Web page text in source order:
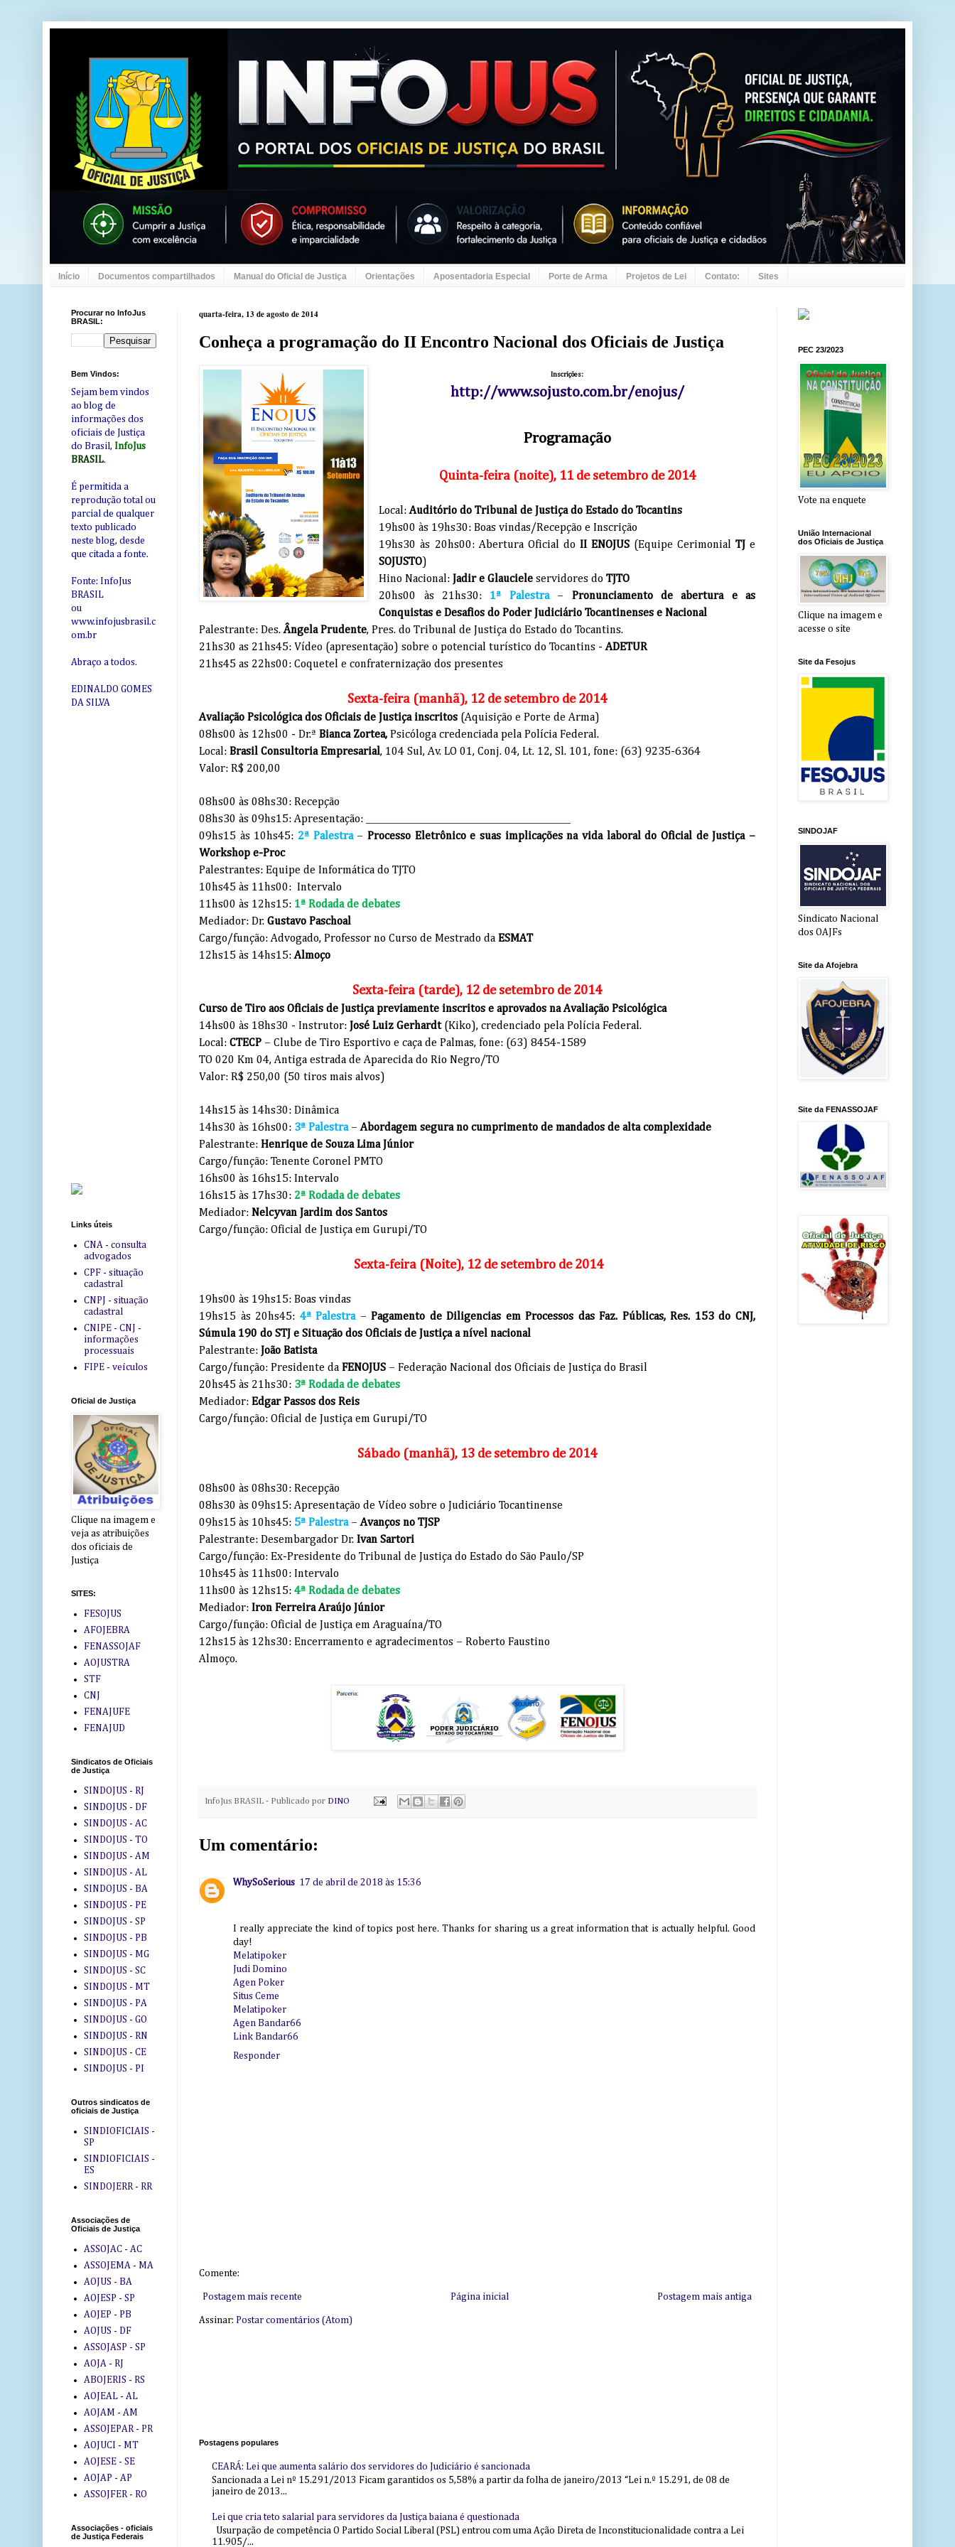
Início Documentos compartilhados Manual do Oficial de Justiça Orientações Aposentadoria Especial Porte de Arma Projetos de Lei Contato: Sites
quarta-feira, 13 de agosto de 2014
Conheça a programação do II Encontro Nacional dos Oficiais de Justiça
Inscrições:
http://www.sojusto.com.br/enojus/
Programação
Quinta-feira (noite), 11 de setembro de 2014
Local:Auditório do Tribunal de Justiça do Estado do Tocantins
19hs00 às 19hs30: Boas vindas/Recepção e Inscrição
19hs30 às 20hs00: Abertura Oficial do II ENOJUS (Equipe Cerimonial TJe
SOJUSTO)
Hino Nacional: Jadir e Glaucieleservidores doTJTO
20hs00 às 21hs30: 1ª Palestra – Pronunciamento de abertura e as
Conquistas e Desafios do Poder Judiciário Tocantinenses e Nacional
Palestrante: Des.Ângela Prudente, Pres. do Tribunal de Justiça do Estado do Tocantins.
21hs30 as 21hs45: Vídeo (apresentação) sobre o potencial turístico do Tocantins -ADETUR
21hs45 as 22hs00: Coquetel e confraternização dos presentes
Sexta-feira (manhã), 12 de setembro de 2014
Avaliação Psicológica dos Oficiais de Justiça inscritos (Aquisição e Porte de Arma)
08hs00 às 12hs00 - Dr.ª Bianca Zortea, Psicóloga credenciada pela Polícia Federal.
Local: Brasil Consultoria Empresarial, 104 Sul, Av. LO 01, Conj. 04, Lt. 12, Sl. 101, fone: (63) 9235-6364
Valor: R$ 200,00
08hs00 às 08hs30: Recepção
08hs30 às 09hs15: Apresentação: ________________________________________________
09hs15 às 10hs45: 2ª Palestra –Processo Eletrônico e suas implicações na vida laboral do Oficial de Justiça –
Workshop e-Proc
Palestrantes: Equipe de Informática do TJTO
10hs45 às 11hs00: Intervalo
11hs00 às 12hs15: 1ª Rodada de debates
Mediador: Dr. Gustavo Paschoal
Cargo/função: Advogado, Professor no Curso de Mestrado da ESMAT
12hs15 às 14hs15:Almoço
Sexta-feira (tarde), 12 de setembro de 2014
Curso de Tiro aos Oficiais de Justiça previamente inscritos e aprovados na Avaliação Psicológica
14hs00 às 18hs30 - Instrutor: José Luiz Gerhardt (Kiko), credenciado pela Polícia Federal.
Local: CTECP – Clube de Tiro Esportivo e caça de Palmas, fone: (63) 8454-1589
TO 020 Km 04, Antiga estrada de Aparecida do Rio Negro/TO
Valor: R$ 250,00 (50 tiros mais alvos)
14hs15 às 14hs30: Dinâmica
14hs30 às 16hs00: 3ª Palestra –Abordagem segura no cumprimento de mandados de alta complexidade
Palestrante: Henrique de Souza Lima Júnior
Cargo/função: Tenente Coronel PMTO
16hs00 às 16hs15: Intervalo
16hs15 às 17hs30: 2ª Rodada de debates
Mediador: Nelcyvan Jardim dos Santos
Cargo/função: Oficial de Justiça em Gurupi/TO
Sexta-feira (Noite), 12 de setembro de 2014
19hs00 às 19hs15: Boas vindas
19hs15 às 20hs45: 4ª Palestra –Pagamento de Diligencias em Processos das Faz. Públicas, Res. 153 do CNJ,
Súmula 190 do STJ e Situação dos Oficiais de Justiça a nível nacional
Palestrante: João Batista
Cargo/função: Presidente da FENOJUS – Federação Nacional dos Oficiais de Justiça do Brasil
20hs45 às 21hs30: 3ª Rodada de debates
Mediador: Edgar Passos dos Reis
Cargo/função: Oficial de Justiça em Gurupi/TO
Sábado (manhã), 13 de setembro de 2014
08hs00 às 08hs30: Recepção
08hs30 às 09hs15: Apresentação de Vídeo sobre o Judiciário Tocantinense
09hs15 às 10hs45: 5ª Palestra –Avanços no TJSP
Palestrante: Desembargador Dr. Ivan Sartori
Cargo/função: Ex-Presidente do Tribunal de Justiça do Estado do São Paulo/SP
10hs45 às 11hs00: Intervalo
11hs00 às 12hs15: 4ª Rodada de debates
Mediador: Iron Ferreira Araújo Júnior
Cargo/função: Oficial de Justiça em Araguaína/TO
12hs15 às 12hs30: Encerramento e agradecimentos – Roberto Faustino
Almoço.
InfoJus BRASIL - Publicado por DINO
Um comentário:
WhySoSerious 17 de abril de 2018 às 15:36
I really appreciate the kind of topics post here. Thanks for sharing us a great information that is actually helpful. Good
day!
Melatipoker
Judi Domino
Agen Poker
Situs Ceme
Melatipoker
Agen Bandar66
Link Bandar66
Responder
Comente:
Postagem mais recente Postagem mais antiga
Página inicial
Assinar: Postar comentários (Atom)
Postagens populares
CEARÁ: Lei que aumenta salário dos servidores do Judiciário é sancionada
Sancionada a Lei nº 15.291/2013 Ficam garantidos os 5,58% a partir da folha de janeiro/2013 “Lei n.º 15.291, de 08 de
janeiro de 2013...
Lei que cria teto salarial para servidores da Justiça baiana é questionada
Usurpação de competência O Partido Social Liberal (PSL) entrou com uma Ação Direta de Inconstitucionalidade contra a Lei
11.905/...
Procurar no InfoJus
BRASIL:
Bem Vindos:
Sejam bem vindos
ao blog de
informações dos
oficiais de Justiça
do Brasil, InfoJus
BRASIL.
É permitida a
reprodução total ou
parcial de qualquer
texto publicado
neste blog, desde
que citada a fonte.
Fonte: InfoJus
BRASIL
ou
www.infojusbrasil.c
om.br
Abraço a todos.
EDINALDO GOMES
DA SILVA
Links úteis
CNA - consulta
advogados
CPF - situação
cadastral
CNPJ - situação
cadastral
CNIPE - CNJ -
informações
processuais
FIPE - veículos
Oficial de Justiça
Clique na imagem e
veja as atribuições
dos oficiais de
Justiça
SITES:
FESOJUS
AFOJEBRA
FENASSOJAF
AOJUSTRA
STF
CNJ
FENAJUFE
FENAJUD
Sindicatos de Oficiais
de Justiça
SINDOJUS - RJ
SINDOJUS - DF
SINDOJUS - AC
SINDOJUS - TO
SINDOJUS - AM
SINDOJUS - AL
SINDOJUS - BA
SINDOJUS - PE
SINDOJUS - SP
SINDOJUS - PB
SINDOJUS - MG
SINDOJUS - SC
SINDOJUS - MT
SINDOJUS - PA
SINDOJUS - GO
SINDOJUS - RN
SINDOJUS - CE
SINDOJUS - PI
Outros sindicatos de
oficiais de Justiça
SINDIOFICIAIS -
SP
SINDIOFICIAIS -
ES
SINDOJERR - RR
Associações de
Oficiais de Justiça
ASSOJAC - AC
ASSOJEMA - MA
AOJUS - BA
AOJESP - SP
AOJEP - PB
AOJUS - DF
ASSOJASP - SP
AOJA - RJ
ABOJERIS - RS
AOJEAL - AL
AOJAM - AM
ASSOJEPAR - PR
AOJUCI - MT
AOJESE - SE
AOJAP - AP
ASSOJFER - RO
Associações - oficiais
de Justiça Federais
PEC 23/2023
Vote na enquete
União Internacional
dos Oficiais de Justiça
Clique na imagem e
acesse o site
Site da Fesojus
SINDOJAF
Sindicato Nacional
dos OAJFs
Site da Afojebra
Site da FENASSOJAF